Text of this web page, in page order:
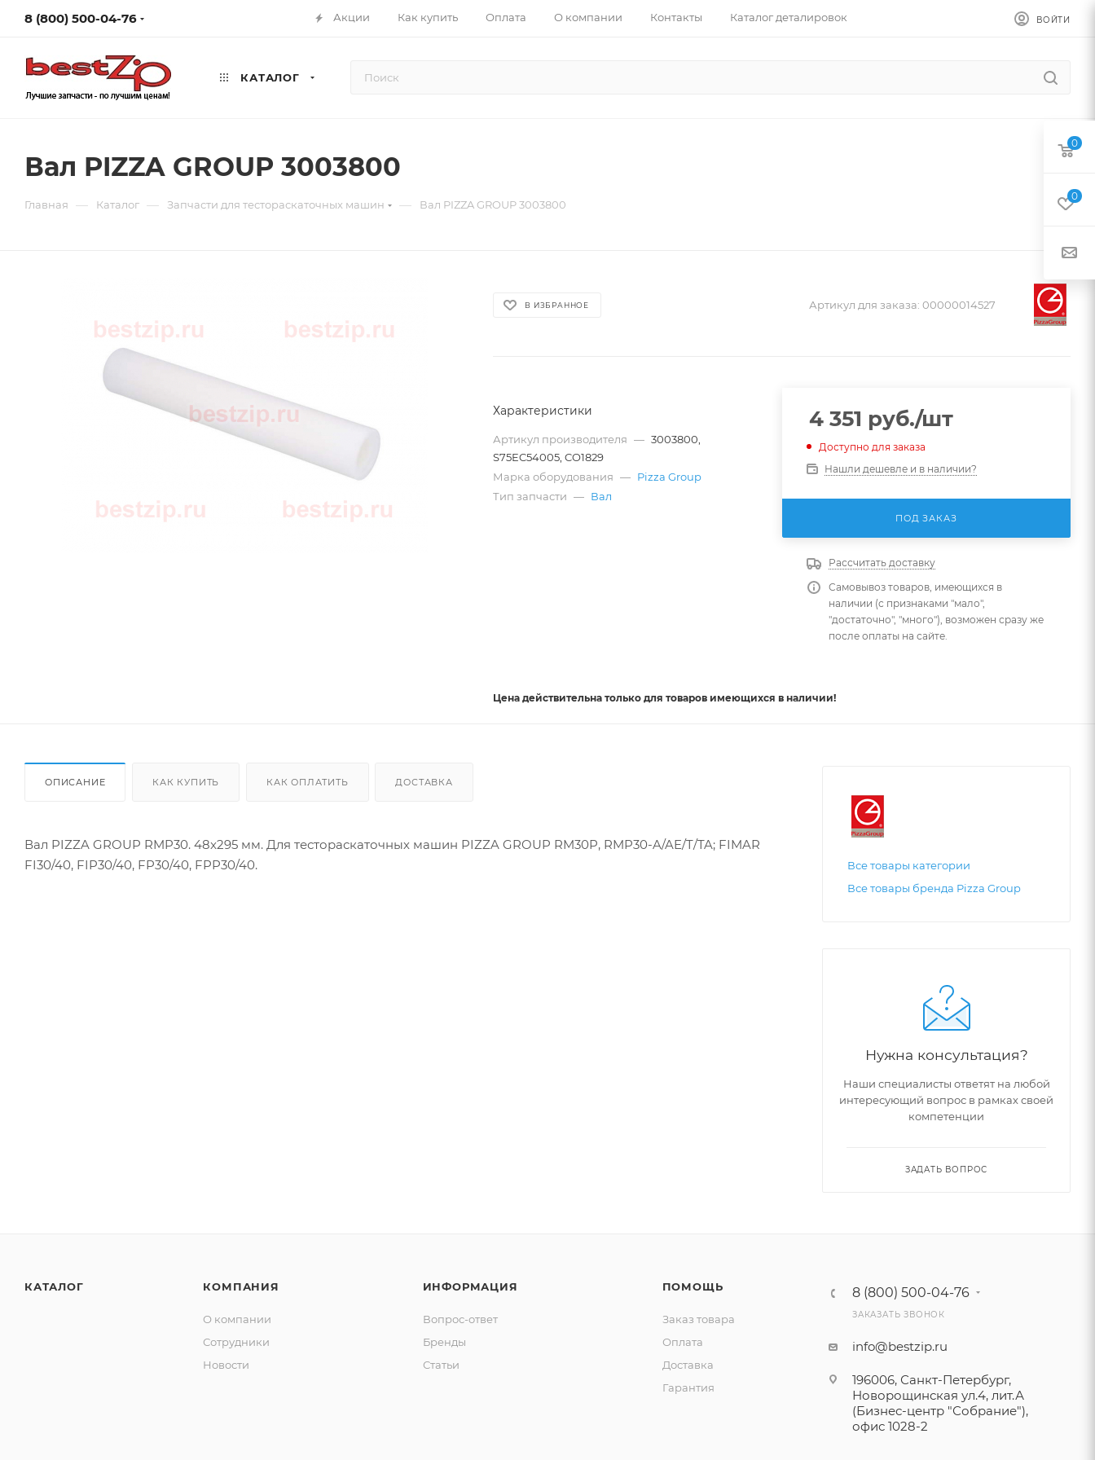
8 (800) 500-04-76 Акции Как купить Оплата О компании Контакты Каталог деталировок ВОЙТИ
КАТАЛОГ
Вал PIZZA GROUP 3003800
Главная — Каталог — Запчасти для тестораскаточных машин — Вал PIZZA GROUP 3003800
В ИЗБРАННОЕ Артикул для заказа: 00000014527
Характеристики
Артикул производителя — 3003800,
S75EC54005, CO1829
Марка оборудования — Pizza Group
Тип запчасти — Вал
4 351 руб./шт
Доступно для заказа
Нашли дешевле и в наличии?
ПОД ЗАКАЗ
Рассчитать доставку
Самовывоз товаров, имеющихся в
наличии (с признаками "мало",
"достаточно", "много"), возможен сразу же
после оплаты на сайте.
Цена действительна только для товаров имеющихся в наличии!
ОПИСАНИЕ КАК КУПИТЬ КАК ОПЛАТИТЬ ДОСТАВКА
Вал PIZZA GROUP RMP30. 48x295 мм. Для тестораскаточных машин PIZZA GROUP RM30P, RMP30-A/AE/T/TA; FIMAR
FI30/40, FIP30/40, FP30/40, FPP30/40.
Все товары категории
Все товары бренда Pizza Group
Нужна консультация?
Наши специалисты ответят на любой
интересующий вопрос в рамках своей
компетенции
ЗАДАТЬ ВОПРОС
КАТАЛОГ КОМПАНИЯ
О компании
Сотрудники
Новости
ИНФОРМАЦИЯ
Вопрос-ответ
Бренды
Статьи
ПОМОЩЬ
Заказ товара
Оплата
Доставка
Гарантия
8 (800) 500-04-76
ЗАКАЗАТЬ ЗВОНОК
info@bestzip.ru
196006, Санкт-Петербург,
Новорощинская ул.4, лит.А
(Бизнес-центр "Собрание"),
офис 1028-2
0
0